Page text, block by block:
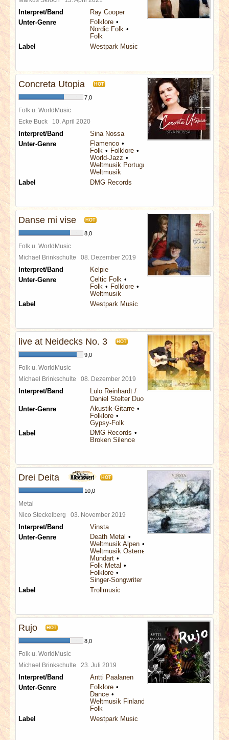
Interpret/Band
Ray Cooper
Unter-Genre
Folklore
Nordic Folk
Folk
Label
Westpark Music
Concreta Utopia HOT
7,0
Folk u. WorldMusic
Ecke Buck 10. April 2020
Interpret/Band
Sina Nossa
Unter-Genre
Flamenco
Folk
Folklore
World-Jazz
Weltmusik Portugal
Weltmusik
Label
DMG Records
Danse mi vise HOT
8,0
Folk u. WorldMusic
Michael Brinkschulte 08. Dezember 2019
Interpret/Band
Kelpie
Unter-Genre
Celtic Folk
Folk
Folklore
Weltmusik
Label
Westpark Music
live at Neidecks No. 3 HOT
9,0
Folk u. WorldMusic
Michael Brinkschulte 08. Dezember 2019
Interpret/Band
Lulo Reinhardt /
Daniel Stelter Duo
Unter-Genre
Akustik-Gitarre
Folklore
Gypsy-Folk
Label
DMG Records
Broken Silence
Drei Deita HOT
10,0
Metal
Nico Steckelberg 03. November 2019
Interpret/Band
Vinsta
Unter-Genre
Death Metal
Weltmusik Alpen
Weltmusik Österreich
Mundart
Folk Metal
Folklore
Singer-Songwriter
Label
Trollmusic
Rujo HOT
8,0
Folk u. WorldMusic
Michael Brinkschulte 23. Juli 2019
Interpret/Band
Antti Paalanen
Unter-Genre
Folklore
Dance
Weltmusik Finland
Folk
Label
Westpark Music